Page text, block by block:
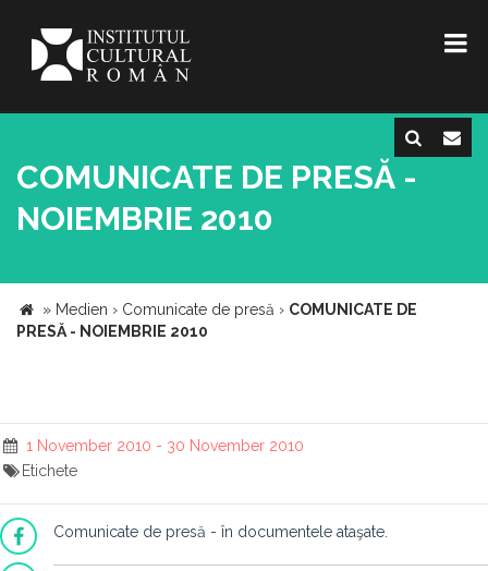
COMUNICATE DE PRESĂ -
NOIEMBRIE 2010
» Medien › Comunicate de presă › COMUNICATE DE
PRESĂ - NOIEMBRIE 2010
1 November 2010 - 30 November 2010
Etichete
Comunicate de presă - în documentele ataşate.